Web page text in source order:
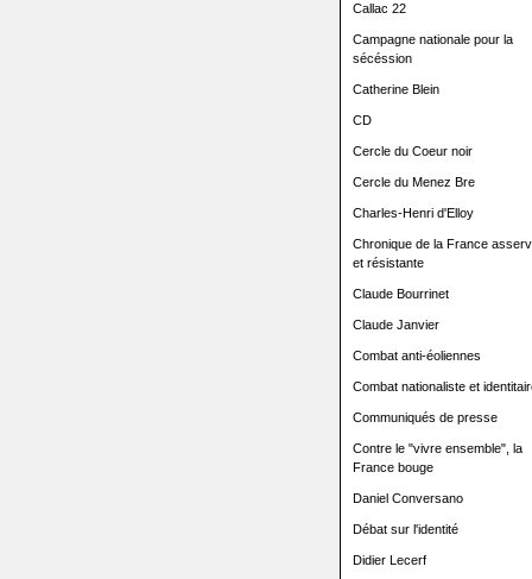
Callac 22
Campagne nationale pour la
sécéssion
Catherine Blein
CD
Cercle du Coeur noir
Cercle du Menez Bre
Charles-Henri d'Elloy
Chronique de la France
et résistante
Claude Bourrinet
Claude Janvier
Combat anti-éoliennes
Combat nationaliste et
Communiqués de presse
Contre le "vivre ensemble", la
France bouge
Daniel Conversano
Débat sur l'identité
Didier Lecerf